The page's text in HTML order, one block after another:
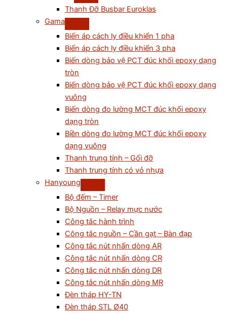
Thanh Đỡ Busbar Euroklas
Gama
Biến áp cách ly điều khiển 1 pha
Biến áp cách ly điều khiển 3 pha
Biến dòng bảo vệ PCT đúc khối epoxy dạng
tròn
Biến dòng bảo vệ PCT đúc khối epoxy dạng
vuông
Biến dòng đo lường MCT đúc khối epoxy
dạng tròn
Biền dòng đo lường MCT đúc khối epoxy
dạng vuông
Thanh trung tính – Gối đỡ
Thanh trung tính có vỏ nhựa
Hanyoung
Bộ đếm – Timer
Bộ Nguồn – Relay mực nước
Công tắc hành trình
Công tắc nguồn – Cần gạt – Bàn đạp
Công tắc nút nhấn dòng AR
Công tắc nút nhấn dòng CR
Công tắc nút nhấn dòng DR
Công tắc nút nhấn dòng MR
Đèn tháp HY-TN
Đèn tháp STL Ø40